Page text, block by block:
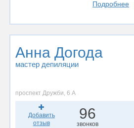
Подробнее
Анна Догода
мастер депиляции
проспект Дружби, 6 А
Добавить
отзыв
96
звонков